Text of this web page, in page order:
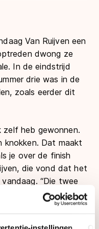
Van Ruijven een
dwong ze
In de eindstrijd
drie was in de
zoals eerder dit
zelf heb gewonnen.
knokken. Dat maakt
je over de finish
die vond dat het
“Die twee
meter”, zei ze over
en Europees